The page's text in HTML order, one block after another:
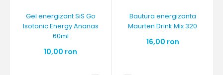
Gel energizant SiS Go
Isotonic Energy Ananas
60ml
10,00 ron
Bautura energizanta
Maurten Drink Mix 320
16,00 ron